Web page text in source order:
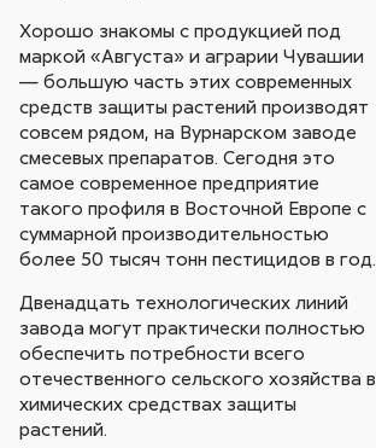
Хорошо знакомы с продукцией под
маркой «Августа» и аграрии Чувашии
— большую часть этих современных
средств защиты растений производят
совсем рядом, на Вурнарском заводе
смесевых препаратов. Сегодня это
самое современное предприятие
такого профиля в Восточной Европе с
суммарной производительностью
более 50 тысяч тонн пестицидов в год.
Двенадцать технологических линий
завода могут практически полностью
обеспечить потребности всего
отечественного сельского хозяйства в
химических средствах защиты
растений.